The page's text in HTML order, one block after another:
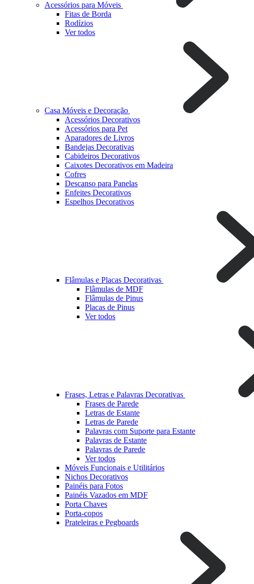
Acessórios para Móveis
Fitas de Borda
Rodízios
Ver todos
Casa Móveis e Decoração
Acessórios Decorativos
Acessórios para Pet
Aparadores de Livros
Bandejas Decorativas
Cabideiros Decorativos
Caixotes Decorativos em Madeira
Cofres
Descanso para Panelas
Enfeites Decorativos
Espelhos Decorativos
Flâmulas e Placas Decorativas
Flâmulas de MDF
Flâmulas de Pinus
Placas de Pinus
Ver todos
Frases, Letras e Palavras Decorativas
Frases de Parede
Letras de Estante
Letras de Parede
Palavras com Suporte para Estante
Palavras de Estante
Palavras de Parede
Ver todos
Móveis Funcionais e Utilitários
Nichos Decorativos
Painéis para Fotos
Painéis Vazados em MDF
Porta Chaves
Porta-copos
Prateleiras e Pegboards